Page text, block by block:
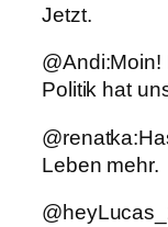
Jetzt.
Politik hat
Leben mehr.